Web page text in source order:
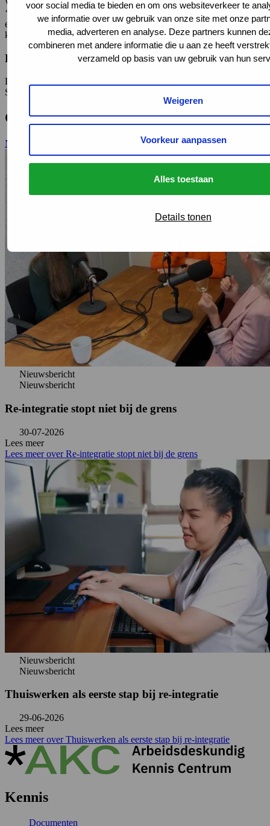
voor social media te bieden en om ons websiteverkeer te
we informatie over uw gebruik van onze site met onze
media, adverteren en analyse. Deze partners kunnen
combineren met andere informatie die u aan ze heeft
verzameld op basis van uw gebruik van hun
Weigeren
Voorkeur aanpassen
Alles toestaan
Details tonen
‘Hoe zouden we nou met elkaar kunnen bijdragen dat die schutting
er niet staat, zodat niemand een krukje nodig heeft om mee te
kunnen doen.’
Beluister de podcast
De podcast Van de baan is te beluisteren via de
Spotify en Apple Podcasts.
Gerelateerd
Naar al het nieuws
Nieuwsbericht
Nieuwsbericht
Re-integratie stopt niet bij de grens
30-07-2026
Lees meer
Lees meer over Re-integratie stopt niet bij de grens
Nieuwsbericht
Nieuwsbericht
Thuiswerken als eerste stap bij re-integratie
29-06-2026
Lees meer
Lees meer over Thuiswerken als eerste stap bij re-integratie
Kennis
Documenten